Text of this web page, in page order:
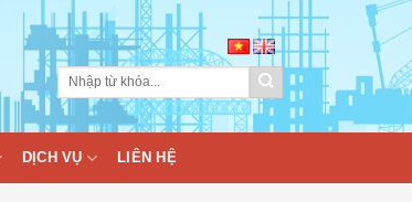
DỊCH VỤ LIÊN HỆ